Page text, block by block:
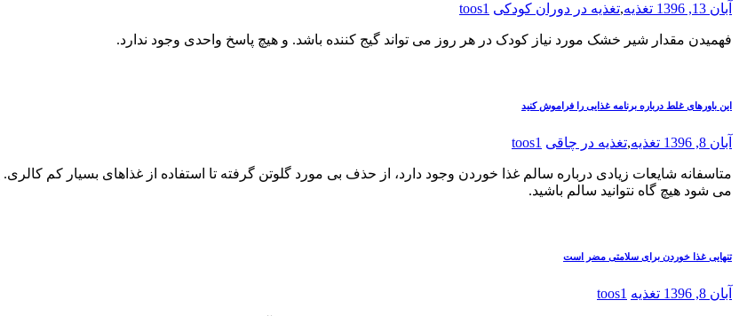
آبان 13, 1396 تغذیه,تغذیه در دوران کودکی toos1
فهمیدن مقدار شیر خشک مورد نیاز کودک در هر روز می تواند گیج کننده باشد. و هیچ پاسخ واحدی وجود ندارد.
این باورهای غلط درباره برنامه غذایی را فراموش کنید
آبان 8, 1396 تغذیه,تغذیه در چاقی toos1
متاسفانه شایعات زیادی درباره سالم غذا خوردن وجود دارد، از حذف بی مورد گلوتن گرفته تا استفاده از غذاهای بسیار کم کالری.
می شود هیچ گاه نتوانید سالم باشید.
تنهایی غذا خوردن برای سلامتی مضر است
آبان 8, 1396 تغذیه toos1